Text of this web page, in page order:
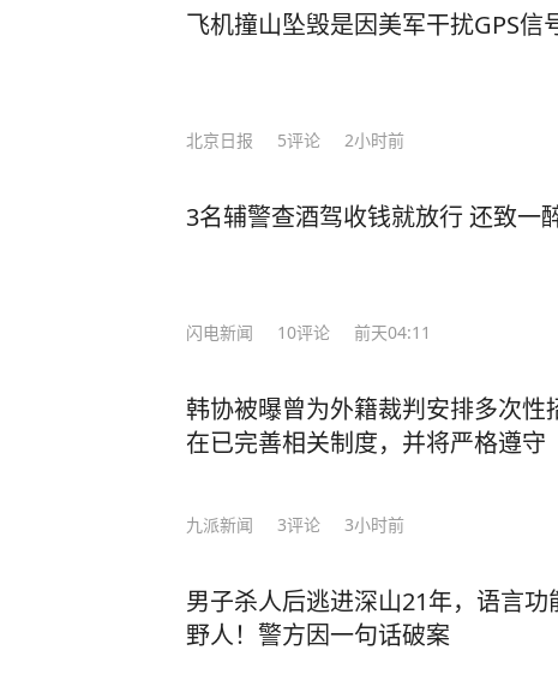
是，外公让李柘远总结出一套属于自己的高效学习方法。
法”，将预习遇到的陌生公式和例题相
为蓝本的歌曲《明月几时有》《独上
法，前一晚“听背”的单词已经记得非常牢固。 就这样，李柘远成绩一路
人梦寐以求的机会 —— 清华大学的保
国内外学霸笔记，归纳总结各种方法，
一个“六步鸡血背单词法”，仅用10天就
逐步的复习中，李柘远还用“康奈尔笔
习方法是快速发展的关键。” 最终，李柘远以托福116分（距离满分只差四分）和SAT
行高盛；25岁重返校园，考进哈佛大
是“百年一遇的人才”。 美国学术界为了挽留他更是开出了千万年薪和美国绿卡的诱
惑，面对巨额奖金的诱惑，李柘远感
飞机撞山坠毁是因美军干扰GPS信
北京日报 5评论 2小时前
3名辅警查酒驾收钱就放行 还致一
闪电新闻 10评论 前天04:11
韩协被曝曾为外籍裁判安排多次性
在已完善相关制度，并将严格遵守
九派新闻 3评论 3小时前
男子杀人后逃进深山21年，语言
野人！警方因一句话破案